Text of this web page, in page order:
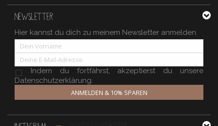
NEWSLETTER
Hier kannst du dich zu meinem Newsletter anmelden.
Indem du fortfährst, akzeptierst du unsere
Datenschutzerklärung.
ANMELDEN & 10% SPAREN